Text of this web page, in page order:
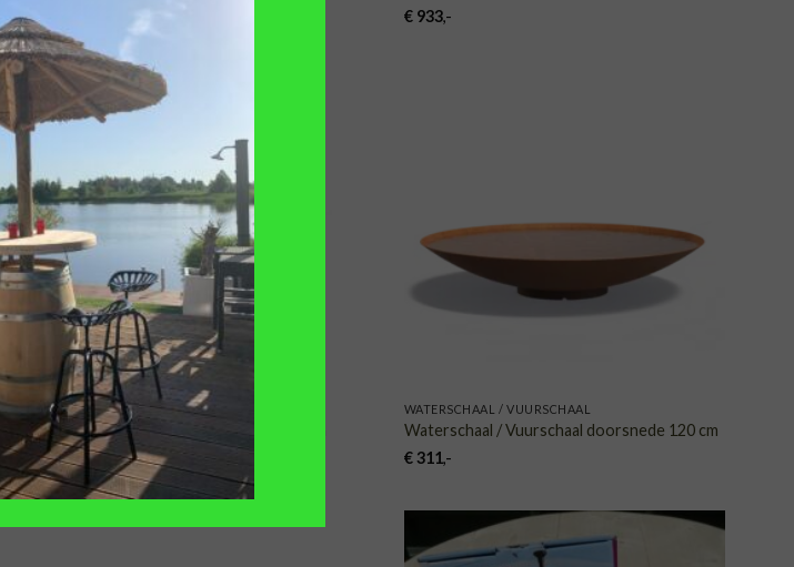
€933,-
WATERTAFEL
Watertafel vierkant 800x800x400 mm
€674,-
WATERSCHAAL / VUURSCHAAL
Waterschaal / Vuurschaal doorsnede 120 cm
€311,-